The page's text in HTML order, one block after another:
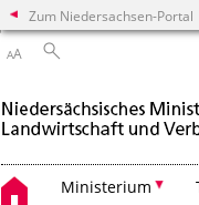
Zum Niedersachsen-Portal
AA
Ministerium